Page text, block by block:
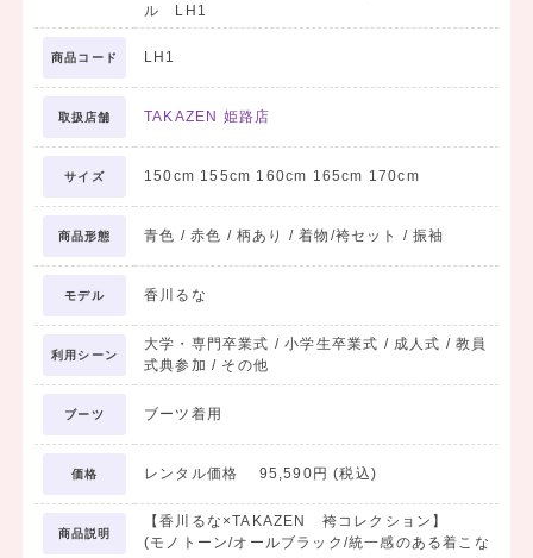
ル LH1
商品コード LH1
取扱店舗 TAKAZEN 姫路店
サイズ 150cm 155cm 160cm 165cm 170cm
商品形態 青色 / 赤色 / 柄あり / 着物/袴セット / 振袖
モデル 香川るな
利用シーン
大学・専門卒業式 / 小学生卒業式 / 成人式 / 教員
式典参加 / その他
ブーツ ブーツ着用
価格 レンタル価格 95,590円 (税込)
商品説明
【香川るな×TAKAZEN 袴コレクション】
(モノトーン/オールブラック/統一感のある着こな